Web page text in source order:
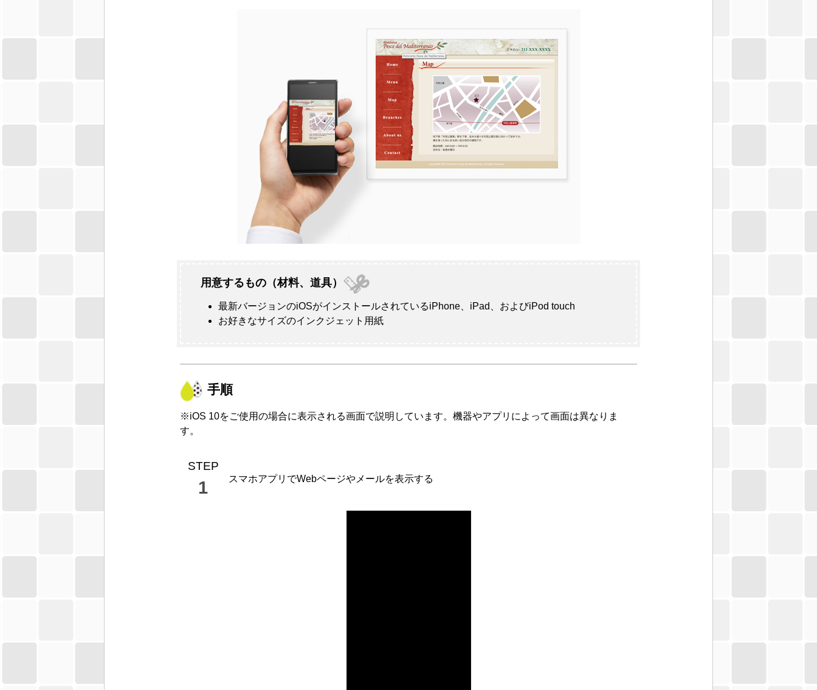
用意するもの（材料、道具）
最新バージョンのiOSがインストールされているiPhone、 iPad 、およびiPod touch
お好きなサイズのインクジェット用紙
手順
※iOS 10をご使用の場合に表示される画面で説明しています。機器やアプリによって画面は異なりま
す。
STEP
1 スマホアプリでWebページやメールを表示する